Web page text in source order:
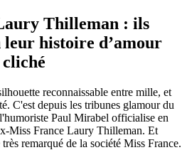
Thilleman : ils
histoire d’amour
reconnaissable entre mille, et
C'est depuis les tribunes glamour du
Paul Mirabel officialise en
Miss France Laury Thilleman. Et
remarqué de la société Miss France.